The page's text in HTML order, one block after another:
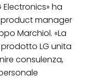
ha
product manager
Marchiol. «La
LG unita
consulenza,